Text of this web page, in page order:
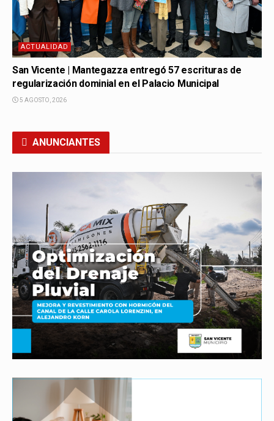
ACTUALIDAD
San Vicente | Mantegazza entregó 57 escrituras de
regularización dominial en el Palacio Municipal
5 AGOSTO, 2026
ANUNCIANTES